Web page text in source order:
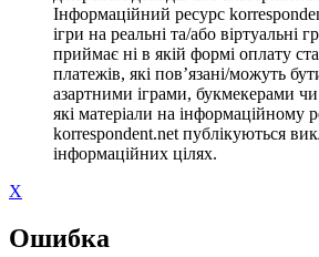
Інформаційний ресурс
ігри на реальні та/або віртуальні
приймає ні в якій формі оплату
платежів, які пов’язані/можуть
азартними іграми, букмекерами чи
які матеріали на інформаційному
korrespondent.net публікуються
інформаційних цілях.
X
Ошибка